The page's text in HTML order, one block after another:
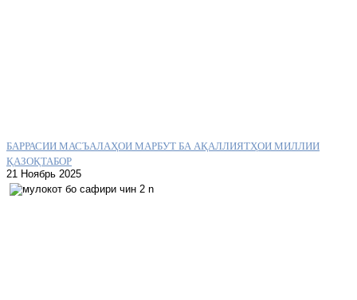
БАРРАСИИ МАСЪАЛАҲОИ МАРБУТ БА АҚАЛЛИЯТҲОИ МИЛЛИИ
ҚАЗОҚТАБОР
21 Ноябрь 2025